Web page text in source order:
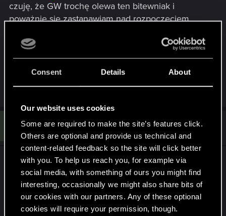
Consent Details About
Our website uses cookies
Some are required to make the site’s features click.
Others are optional and provide us technical and
content-related feedback so the site will click better
with you. To help us reach you, for example via
social media, with something of ours you might find
interesting, occasionally we might also share bits of
our cookies with our partners. Any of these optional
cookies will require your permission, though.
czuję, że GW trochę olewa ten bitewniak i
poważnie się zastanawiam nad rozpoczęciem
lotrowa tendenca do 'dzieciarni'. Bez urazy, ale
takich smaczków nie spotyka się wśród graczy
Warhammera.Co do karcianek to WP i MtG, ale to
broda81 Senior user
Feb 5, 2008
Goros wh40k wbrew pozorom nie jest drogim
bitewniakiem. Na allegro mozna nezle armie na 1k
kupic po 600-700pln . A wlasnie jesli niechcesz
wydawac duzej kasy na pojazdy a nuiezamierzasz
uczestniczyc w turniejach to ze zwyklych modeli